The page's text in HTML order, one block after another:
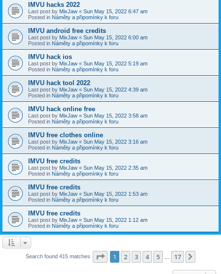
IMVU hacks 2022
Last post by MixJaw « Sun May 15, 2022 6:47 am
Posted in Náměty a připomínky k foru
IMVU android free credits
Last post by MixJaw « Sun May 15, 2022 6:00 am
Posted in Náměty a připomínky k foru
IMVU hack ios
Last post by MixJaw « Sun May 15, 2022 5:19 am
Posted in Náměty a připomínky k foru
IMVU hack tool 2022
Last post by MixJaw « Sun May 15, 2022 4:39 am
Posted in Náměty a připomínky k foru
IMVU hack online free
Last post by MixJaw « Sun May 15, 2022 3:58 am
Posted in Náměty a připomínky k foru
IMVU free clothes online
Last post by MixJaw « Sun May 15, 2022 3:16 am
Posted in Náměty a připomínky k foru
IMVU free credits
Last post by MixJaw « Sun May 15, 2022 2:35 am
Posted in Náměty a připomínky k foru
IMVU free credits
Last post by MixJaw « Sun May 15, 2022 1:53 am
Posted in Náměty a připomínky k foru
IMVU free credits
Last post by MixJaw « Sun May 15, 2022 1:12 am
Posted in Náměty a připomínky k foru
Search found 415 matches Page 1of 17
1 2 3 4 5 17